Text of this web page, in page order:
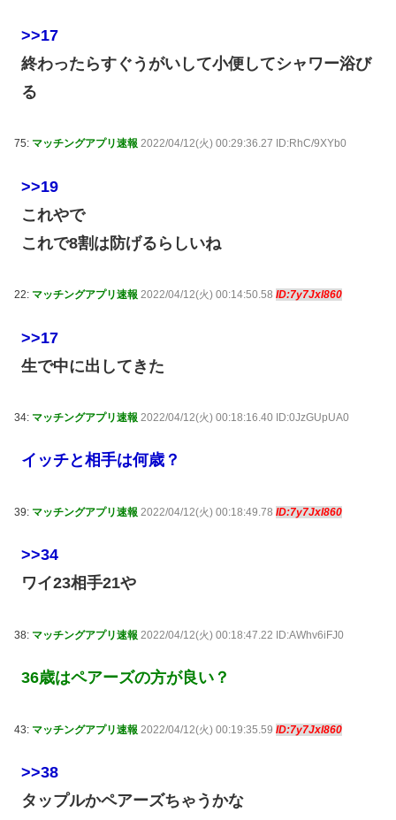
>>17
終わったらすぐうがいして小便してシャワー浴び
る
75: マッチングアプリ速報 2022/04/12(火) 00:29:36.27 ID:RhC/9XYb0
>>19
これやで
これで8割は防げるらしいね
22: マッチングアプリ速報 2022/04/12(火) 00:14:50.58 ID:7y7Jxl860
>>17
生で中に出してきた
34: マッチングアプリ速報 2022/04/12(火) 00:18:16.40 ID:0JzGUpUA0
イッチと相手は何歳？
39: マッチングアプリ速報 2022/04/12(火) 00:18:49.78 ID:7y7Jxl860
>>34
ワイ23相手21や
38: マッチングアプリ速報 2022/04/12(火) 00:18:47.22 ID:AWhv6iFJ0
36歳はペアーズの方が良い？
43: マッチングアプリ速報 2022/04/12(火) 00:19:35.59 ID:7y7Jxl860
>>38
タップルかペアーズちゃうかな